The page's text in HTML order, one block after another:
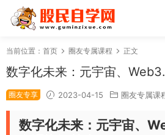
当前位置： 首页 圈友专属课程 正文
数字化未来：元宇宙、
圈友专享 2023-04-15 圈友专属课
数字化未来：元宇宙、